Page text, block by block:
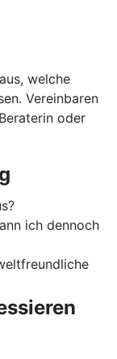
welche
Vereinbaren
oder
ich dennoch